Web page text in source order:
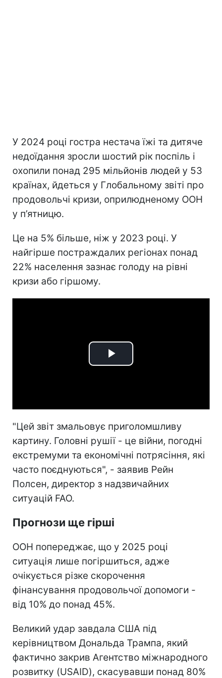
У 2024 році гостра нестача їжі та дитяче
недоїдання зросли шостий рік поспіль і
охопили понад 295 мільйонів людей у 53
країнах, йдеться у Глобальному звіті про
продовольчі кризи, оприлюдненому ООН
у п’ятницю.
Це на 5% більше, ніж у 2023 році. У
найгірше постраждалих регіонах понад
22% населення зазнає голоду на рівні
кризи або гіршому.
Play
"Цей звіт змальовує приголомшливу
картину. Головні рушії - це війни, погодні
екстремуми та економічні потрясіння, які
часто поєднуються", - заявив Рейн
Полсен, директор з надзвичайних
ситуацій FAO.
Прогнози ще гірші
ООН попереджає, що у 2025 році
ситуація лише погіршиться, адже
очікується різке скорочення
фінансування продовольчої допомоги -
від 10% до понад 45%.
Великий удар завдала США під
керівництвом Дональда Трампа, який
фактично закрив Агентство міжнародного
розвитку (USAID), скасувавши понад 80%